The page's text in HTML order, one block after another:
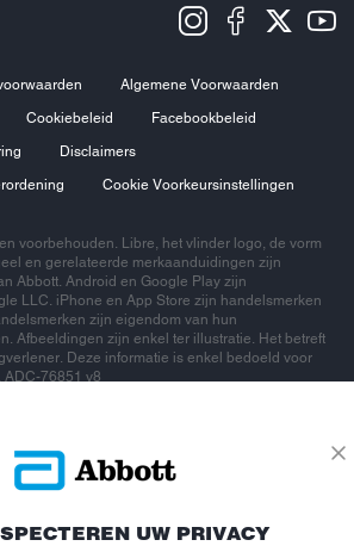
Algemene Voorwaarden
Cookiebeleid
Facebookbeleid
Disclaimers
Cookie Voorkeursinstellingen
voorbehouden. Libre, het vlinder logo, de vorm
en gerelateerde merkaanduidingen zijn
Abbott. Android en Google Play zijn
LLC. iPhone en App Store zijn handelsmerken
zijn eigendom van hun
Afbeeldingen zijn enkel ter illustratie. Het betreft
Deze informatie is enkel bedoeld voor
76851 v8
UW PRIVACY